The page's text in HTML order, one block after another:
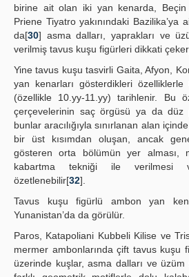
birine ait olan iki yan kenarda, Beçin
Priene Tiyatro yakınındaki Bazilika’ya
da[30] asma dalları, yaprakları ve
verilmiş tavus kuşu figürleri dikkati
Yine tavus kuşu tasvirli Gaita, Afyon,
yan kenarları gösterdikleri özelliklerle
(özellikle 10.yy-11.yy) tarihlenir. Bu
çerçevelerinin saç örgüsü ya da düz
bunlar aracılığıyla sınırlanan alan
bir üst kısımdan oluşan, ancak
gösteren orta bölümün yer alması,
kabartma tekniği ile verilmesi
özetlenebilir[32].
Tavus kuşu figürlü ambon yan
Yunanistan’da da görülür.
Paros, Katapoliani Kubbeli Kilise ve Tris
mermer ambonlarında çift tavus kuşu
üzerinde kuşlar, asma dalları ve üzüm